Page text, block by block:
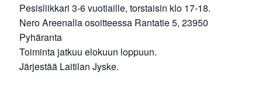
Pesisliikkari 3-6 vuotiaille, torstaisin klo 17-18.
Nero Areenalla osoitteessa Rantatie 5, 23950
Pyhäranta
Toiminta jatkuu elokuun loppuun.
Järjestää Laitilan Jyske.